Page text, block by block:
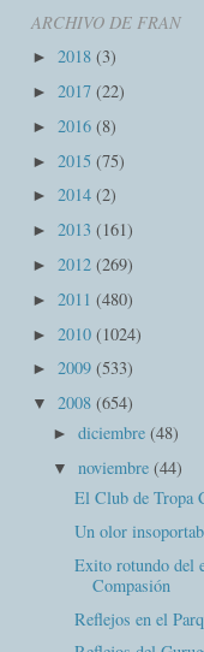
ARCHIVO DE FRAN
► 2018 (3)
► 2017 (22)
► 2016 (8)
► 2015 (75)
► 2014 (2)
► 2013 (161)
► 2012 (269)
► 2011 (480)
► 2010 (1024)
► 2009 (533)
▼ 2008 (654)
►diciembre(48)
▼noviembre(44)
El Club de Tropa
Un olor
Exito rotundo del
Compasión
Reflejos en el